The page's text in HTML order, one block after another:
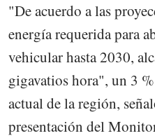
"De acuerdo a las
energía requerida para
vehicular hasta 2030,
gigavatios hora", un 3
actual de la región,
presentación del